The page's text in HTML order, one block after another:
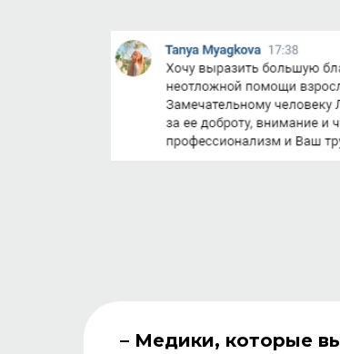
– Медики, которые